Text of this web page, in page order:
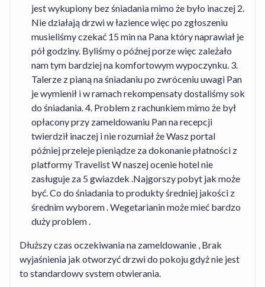
jest wykupiony bez śniadania mimo że było inaczej 2.
Nie działają drzwi w łazience więc po zgłoszeniu
musieliśmy czekać 15 min na Pana który naprawiał je
pół godziny. Byliśmy o późnej porze więc zależało
nam tym bardziej na komfortowym wypoczynku. 3.
Talerze z pianą na śniadaniu po zwróceniu uwagi Pan
je wymienił i w ramach rekompensaty dostaliśmy sok
do śniadania. 4. Problem z rachunkiem mimo że był
opłacony przy zameldowaniu Pan na recepcji
twierdził inaczej i nie rozumiał że Wasz portal
później przeleje pieniądze za dokonanie płatności z
platformy Travelist W naszej ocenie hotel nie
zasługuje za 5 gwiazdek .Najgorszy pobyt jak może
być. Co do śniadania to produkty średniej jakości z
średnim wyborem . Wegetarianin może mieć bardzo
duży problem .
Dłuższy czas oczekiwania na zameldowanie , Brak
wyjaśnienia jak otworzyć drzwi do pokoju gdyż nie jest
to standardowy system otwierania.